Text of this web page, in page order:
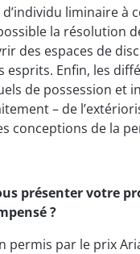
liminaire à
la résolution
des espaces de
esprits. Enfin, les
de possession et
– de
conceptions de la
présenter votre
?
permis par le prix